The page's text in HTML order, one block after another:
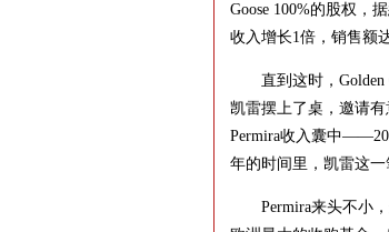
Goose 100%的股权，
收入增长1倍，销售额
直到这时，Golden
凯雷摆上了桌，邀请
Permira收入囊中
年的时间里，凯雷这一
Permira来头不小，